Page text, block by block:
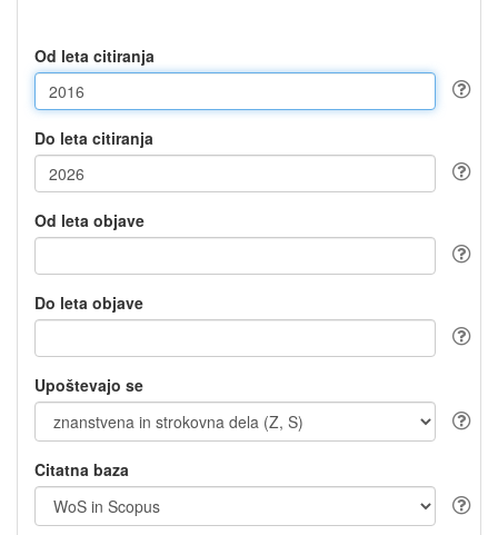
Od leta citiranja
Do leta citiranja
Od leta objave
Do leta objave
Upoštevajo se
Citatna baza